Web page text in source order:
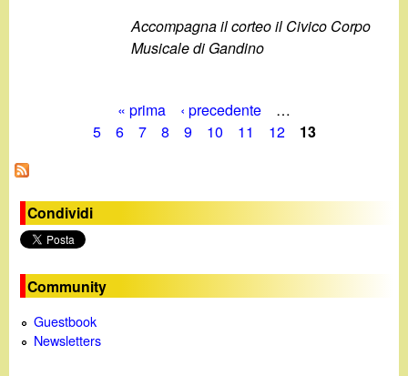
Accompagna il corteo il Civico Corpo
Musicale di Gandino
a
g
i
n
e
« prima ‹ precedente
…
5
6 7 8 9 10 11 12 13
Condividi
Community
Guestbook
Newsletters